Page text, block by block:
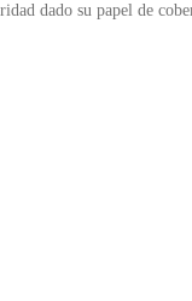
dado su papel de